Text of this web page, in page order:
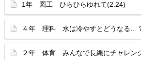
1年 図工 ひらひらゆれて(2.24)
４年 理科 水は冷やすとどうなる…
２年 体育 みんなで長縄にチャレン